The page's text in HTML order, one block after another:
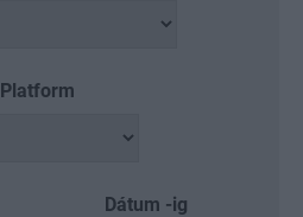
Platform
Dátum -ig